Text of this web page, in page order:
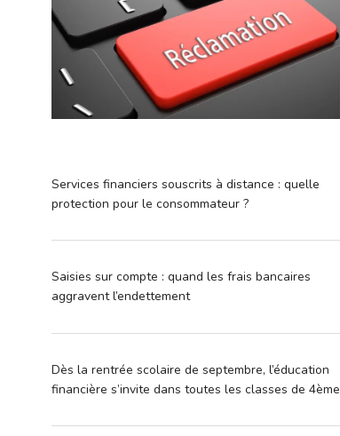
Services financiers souscrits à distance : quelle
protection pour le consommateur ?
Saisies sur compte : quand les frais bancaires
aggravent l’endettement
Dès la rentrée scolaire de septembre, l’éducation
financière s’invite dans toutes les classes de 4ème